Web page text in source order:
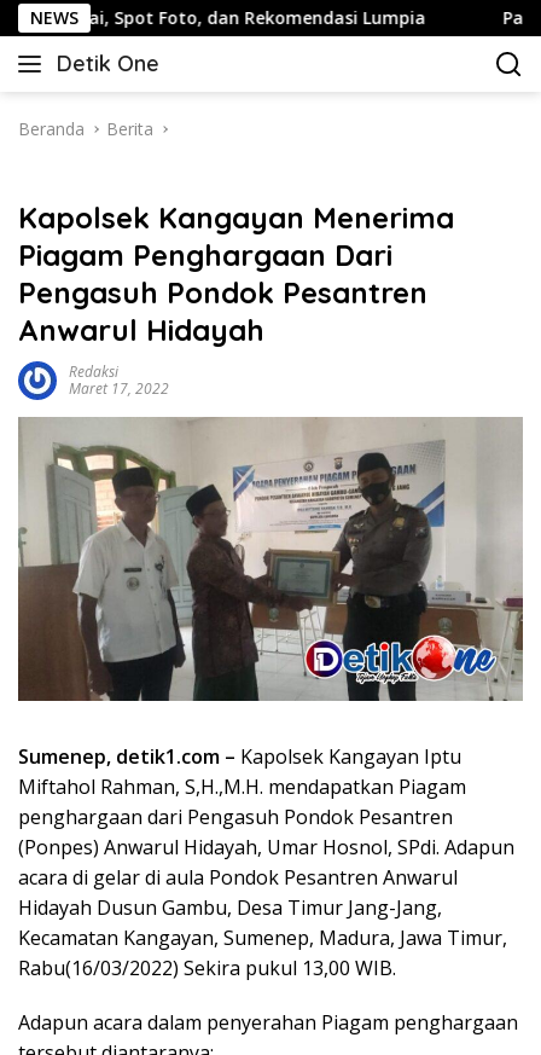
Langsung
ke
konten
NEWS
Foto, dan Rekomendasi Lumpia Panduan Wisata
Detik One
Tajam
Fakta
Beranda Berita
Kapolsek Kangayan Menerima
Piagam Penghargaan Dari
Pengasuh Pondok Pesantren
Anwarul Hidayah
Redaksi
Maret 17, 2022
Sumenep, detik1.com – Kapolsek Kangayan Iptu
Miftahol Rahman, S,H.,M.H. mendapatkan Piagam
penghargaan dari Pengasuh Pondok Pesantren
(Ponpes) Anwarul Hidayah, Umar Hosnol, SPdi. Adapun
acara di gelar di aula Pondok Pesantren Anwarul
Hidayah Dusun Gambu, Desa Timur Jang-Jang,
Kecamatan Kangayan, Sumenep, Madura, Jawa Timur,
Rabu(16/03/2022) Sekira pukul 13,00 WIB.
Adapun acara dalam penyerahan Piagam penghargaan